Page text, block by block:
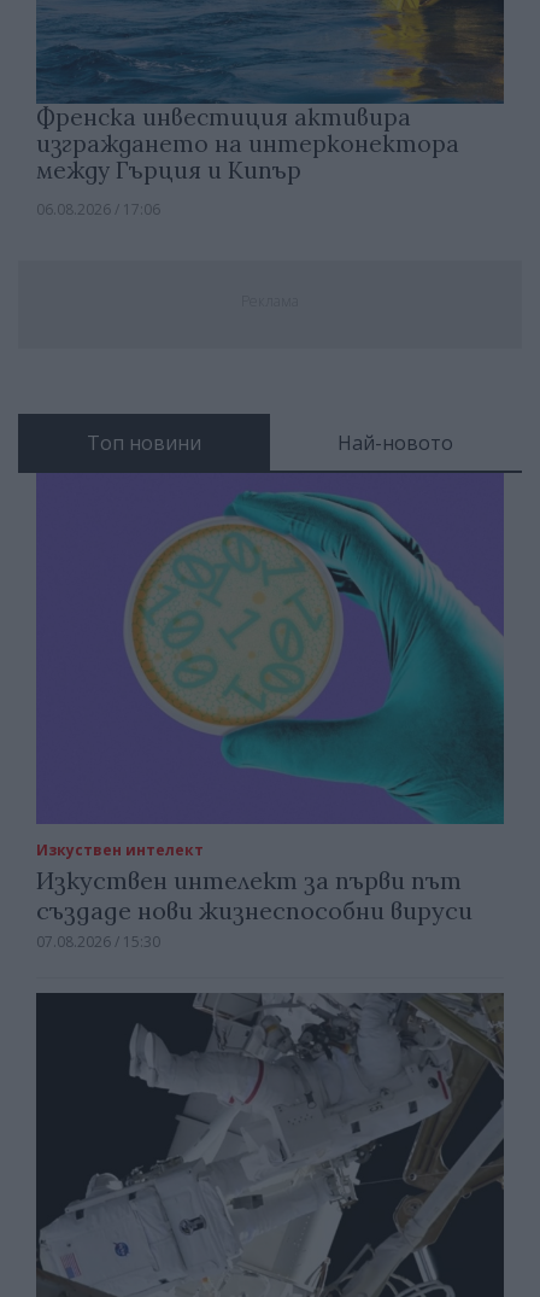
Френска инвестиция активира
изграждането на интерконектора
между Гърция и Кипър
06.08.2026 / 17:06
Топ новини Най-новото
Изкуствен интелект
Изкуствен интелект за първи път
създаде нови жизнеспособни вируси
07.08.2026 / 15:30